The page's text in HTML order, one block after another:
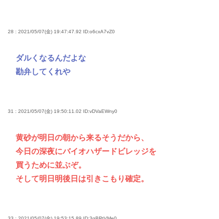
28 : 2021/05/07(金) 19:47:47.92 ID:o6cxA7vZ0
ダルくなるんだよな
勘弁してくれや
31 : 2021/05/07(金) 19:50:11.02 ID:vDVaEWny0
黄砂が明日の朝から来るそうだから、
今日の深夜にバイオハザードビレッジを
買うために並ぶぞ。
そして明日明後日は引きこもり確定。